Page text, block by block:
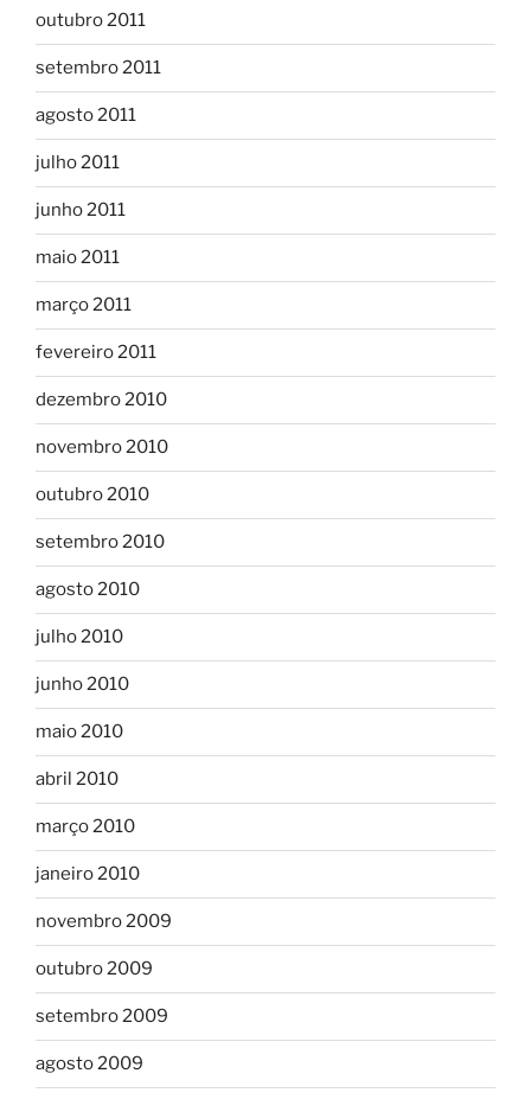
outubro 2011
setembro 2011
agosto 2011
julho 2011
junho 2011
maio 2011
março 2011
fevereiro 2011
dezembro 2010
novembro 2010
outubro 2010
setembro 2010
agosto 2010
julho 2010
junho 2010
maio 2010
abril 2010
março 2010
janeiro 2010
novembro 2009
outubro 2009
setembro 2009
agosto 2009